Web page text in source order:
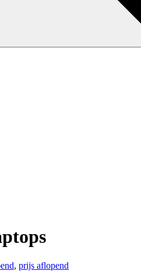
, prijs aflopend